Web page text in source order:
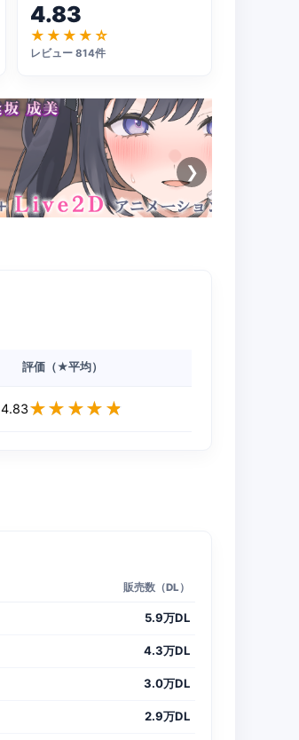
4.83
★★★★☆
レビュー 814件
❯
評価（★平均）
4.83★★★★★
★★★★★
販売数（DL）
5.9万DL
4.3万DL
3.0万DL
2.9万DL